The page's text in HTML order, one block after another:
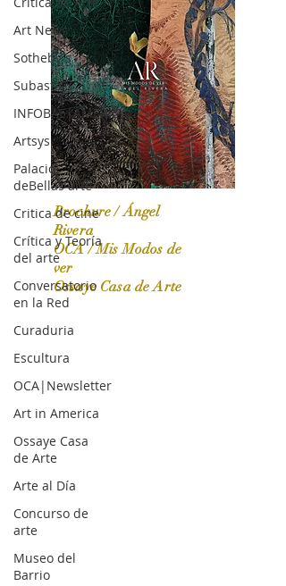
Art News
Sotheby's
Subasta
INFOBAE|AMERICA
Artsys
Palacio
deBellas arte
Critica de cine
Crítica y Teoría
del arte
Conversatorio
en la Red
Curaduria
Escultura
OCA|Newsletter
Art in America
Ossaye Casa
de Arte
Arte al Día
Concurso de
arte
Museo del
Barrio
OCA|News 31 / Marzo-Abril / 2024
Brochure / Ángel
Rivera
OCA / Mis Modos de
ver
Ossaye Casa de Arte